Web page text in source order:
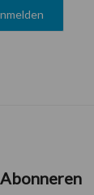
Abonneren